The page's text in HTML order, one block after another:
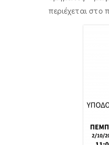
περιέχεται